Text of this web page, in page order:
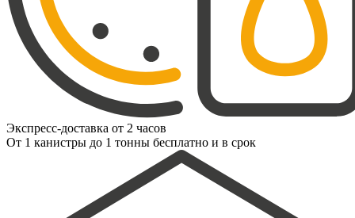
Экспресс-доставка от 2 часов
От 1 канистры до 1 тонны бесплатно и в срок